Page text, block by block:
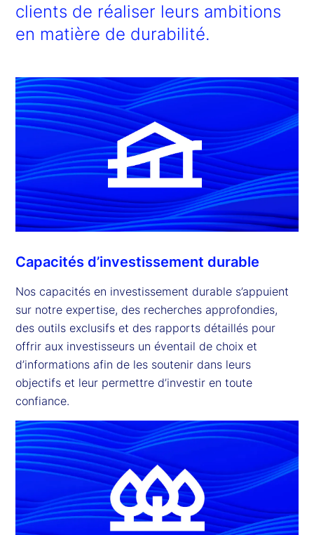
clients de réaliser leurs ambitions
en matière de durabilité.
Capacités d’investissement durable
Nos capacités en investissement durable s’appuient
sur notre expertise, des recherches approfondies,
des outils exclusifs et des rapports détaillés pour
offrir aux investisseurs un éventail de choix et
d’informations afin de les soutenir dans leurs
objectifs et leur permettre d’investir en toute
confiance.